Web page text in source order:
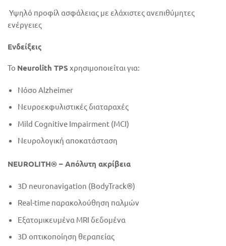
Υψηλό προφίλ ασφάλειας με ελάχιστες ανεπιθύμητες
ενέργειες
Ενδείξεις
Το Neurolith TPS χρησιμοποιείται για:
Νόσο Alzheimer
Νευροεκφυλιστικές διαταραχές
Mild Cognitive Impairment (MCI)
Νευρολογική αποκατάσταση
NEUROLITH® – Απόλυτη ακρίβεια
3D neuronavigation (BodyTrack®)
Real-time παρακολούθηση παλμών
Εξατομικευμένα MRI δεδομένα
3D οπτικοποίηση θεραπείας